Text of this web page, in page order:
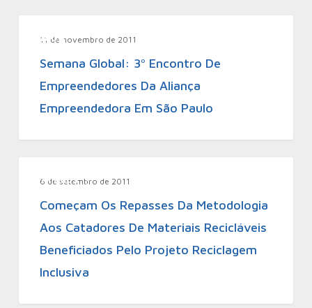
Blog
11 de novembro de 2011
Semana Global: 3º Encontro De
Empreendedores Da Aliança
Empreendedora Em São Paulo
Aliadas
6 de setembro de 2011
Começam Os Repasses Da Metodologia
Aos Catadores De Materiais Recicláveis
Beneficiados Pelo Projeto Reciclagem
Inclusiva